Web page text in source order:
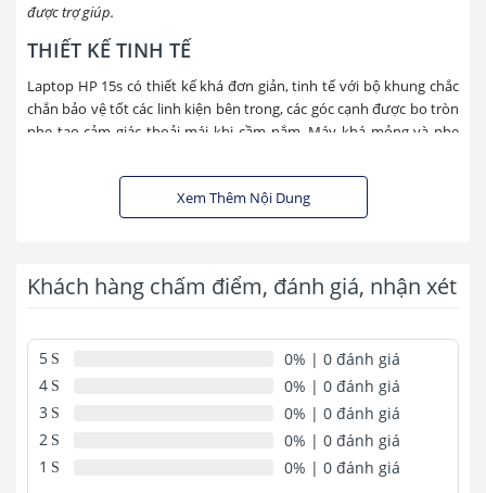
được trợ giúp.
THIẾT KẾ TINH TẾ
Laptop HP 15s có thiết kế khá đơn giản, tinh tế với bộ khung chắc
chắn bảo vệ tốt các linh kiện bên trong, các góc cạnh được bo tròn
nhẹ tạo cảm giác thoải mái khi cầm nắm. Máy khá mỏng và nhẹ
MÀN HÌNH SẮC NÉT
Laptop có màn hình 15.6 inch độ phân giải HD đem đến cho người
Xem Thêm Nội Dung
Khách hàng chấm điểm, đánh giá, nhận xét
5 0% | 0 đánh giá
4
0% | 0 đánh giá
3
0% | 0 đánh giá
2
0% | 0 đánh giá
1
0% | 0 đánh giá